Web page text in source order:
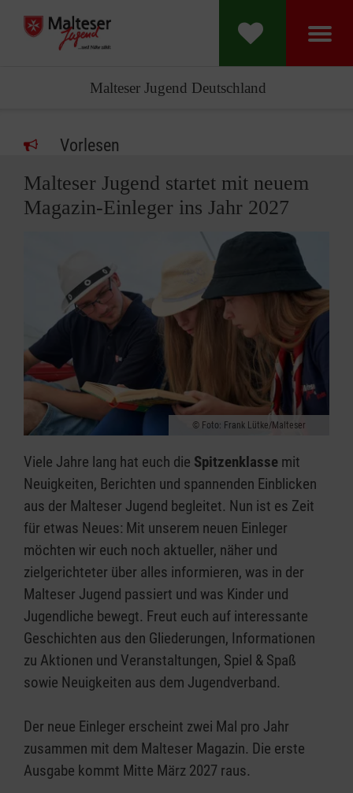
Malteser Jugend Deutschland
Vorlesen
Malteser Jugend startet mit neuem
Magazin-Einleger ins Jahr 2027
Foto: Frank Lütke/Malteser
Viele Jahre lang hat euch die Spitzenklasse mit
Neuigkeiten, Berichten und spannenden Einblicken
aus der Malteser Jugend begleitet. Nun ist es Zeit
für etwas Neues: Mit unserem neuen Einleger
möchten wir euch noch aktueller, näher und
zielgerichteter über alles informieren, was in der
Malteser Jugend passiert und was Kinder und
Jugendliche bewegt. Freut euch auf interessante
Geschichten aus den Gliederungen, Informationen
zu Aktionen und Veranstaltungen, Spiel & Spaß
sowie Neuigkeiten aus dem Jugendverband.
Der neue Einleger erscheint zwei Mal pro Jahr
zusammen mit dem Malteser Magazin. Die erste
Ausgabe kommt Mitte März 2027 raus.